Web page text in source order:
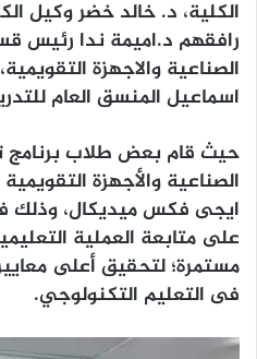
الكلية، د. خالد خضر وكيل
رافقهم د.اميمة ندا رئيس
الصناعية والاجهزة
اسماعيل المنسق العام
حيث قام بعض طلاب برنامج
الصناعية والأجهزة
ايجى فكس ميديكال، وذلك
على متابعة العملية
مستمرة؛ لتحقيق أعلى معايير
فى التعليم التكنولوجي.